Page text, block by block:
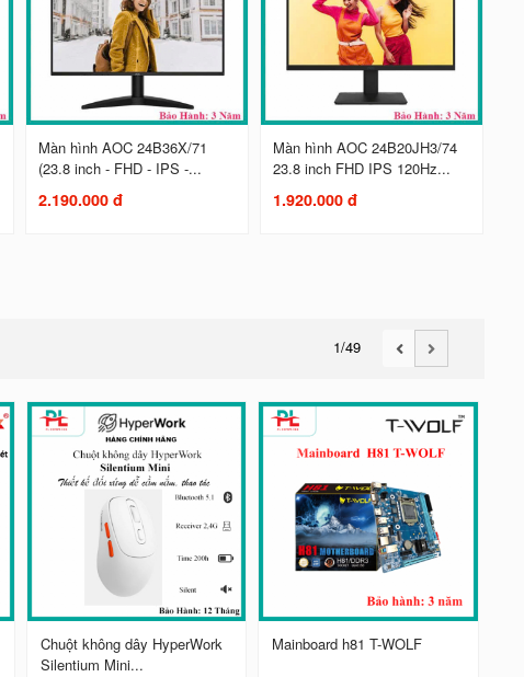
Màn hình AOC 24B36X/71
(23.8 inch - FHD - IPS -...
2.190.000 đ
Màn hình AOC 24B20JH3/74
23.8 inch FHD IPS 120Hz...
1.920.000 đ
1/49
Chuột không dây HyperWork
Silentium Mini...
Mainboard h81 T-WOLF